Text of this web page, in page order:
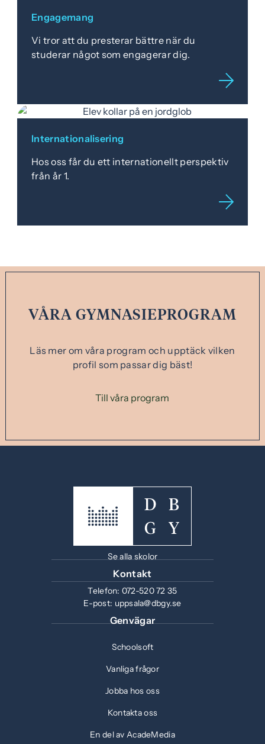
Engagemang
Vi tror att du presterar bättre när du
studerar något som engagerar dig.
Internationalisering
Hos oss får du ett internationellt perspektiv
från år 1.
VÅRA GYMNASIEPROGRAM
Läs mer om våra program och upptäck vilken
profil som passar dig bäst!
Till våra program
Se alla skolor
Kontakt
Telefon: 072-520 72 35
E-post: uppsala@dbgy.se
Genvägar
Schoolsoft
Vanliga frågor
Jobba hos oss
Kontakta oss
En del av AcadeMedia